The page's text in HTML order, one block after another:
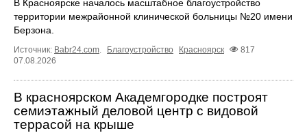
В Красноярске началось масштабное благоустройство
территории межрайонной клинической больницы №20 имени
Берзона.
Источник: Babr24.com. Благоустройство Красноярск
817
07.08.2026
В красноярском Академгородке построят
семиэтажный деловой центр с видовой
террасой на крыше